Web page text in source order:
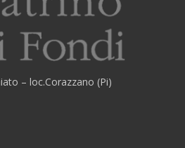
– loc.Corazzano (Pi)